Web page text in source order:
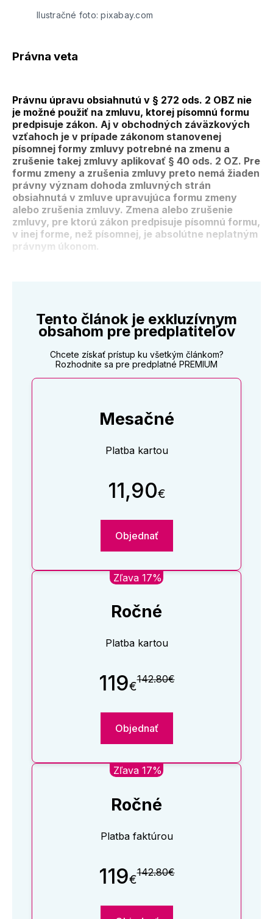
Ilustračné foto: pixabay.com
Právna veta
Právnu úpravu obsiahnutú v § 272 ods. 2 OBZ nie
je možné použiť na zmluvu, ktorej písomnú formu
predpisuje zákon. Aj v obchodných záväzkových
vzťahoch je v prípade zákonom stanovenej
písomnej formy zmluvy potrebné na zmenu a
zrušenie takej zmluvy aplikovať § 40 ods. 2 OZ. Pre
formu zmeny a zrušenia zmluvy preto nemá žiaden
právny význam dohoda zmluvných strán
obsiahnutá v zmluve upravujúca formu zmeny
alebo zrušenia zmluvy. Zmena alebo zrušenie
zmluvy, pre ktorú zákon predpisuje písomnú formu,
v inej forme, než písomnej, je absolútne neplatným
právnym úkonom.
Tento článok je exkluzívnym
obsahom pre predplatiteľov
Chcete získať prístup ku všetkým článkom?
Rozhodnite sa pre predplatné PREMIUM
Mesačné
Platba kartou
11,90€
Objednať
Zľava 17%
Ročné
Platba kartou
119€142.80€
Objednať
Zľava 17%
Ročné
Platba faktúrou
119€142.80€